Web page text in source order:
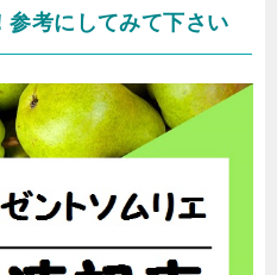
参考にしてみて下さい